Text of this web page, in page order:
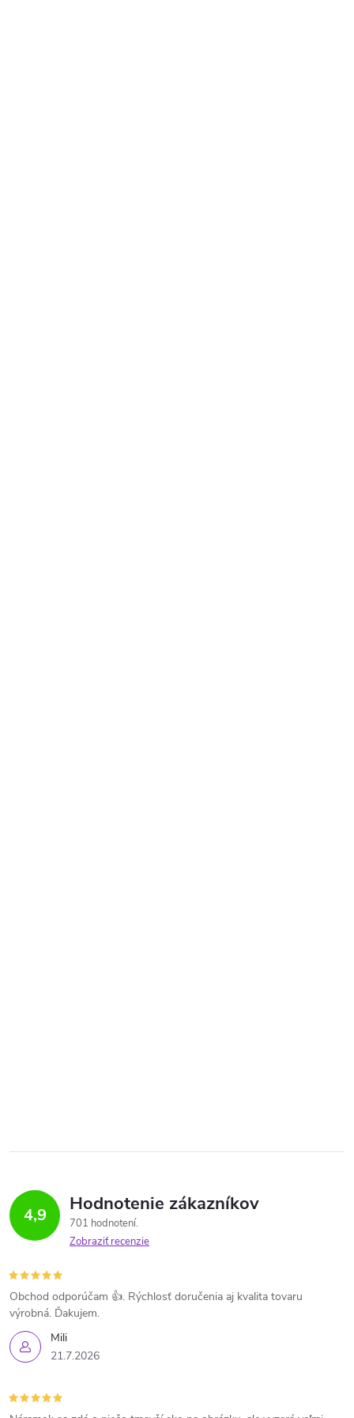
4,9 Hodnotenie zákazníkov
701 hodnotení
Zobraziť recenzie
Mili
21.7.2026
Obchod odporúčam 👍. Rýchlosť doručenia aj kvalita tovaru
výrobná. Ďakujem.